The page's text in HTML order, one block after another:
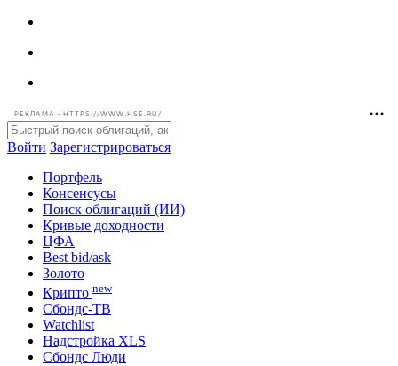
РЕКЛАМА • HTTPS://WWW.HSE.RU/
Войти Зарегистрироваться
Портфель
Консенсусы
Поиск облигаций (ИИ)
Кривые доходности
ЦФА
Best bid/ask
Золото
Крипто new
Сбондс-ТВ
Watchlist
Надстройка XLS
Сбондс Люди